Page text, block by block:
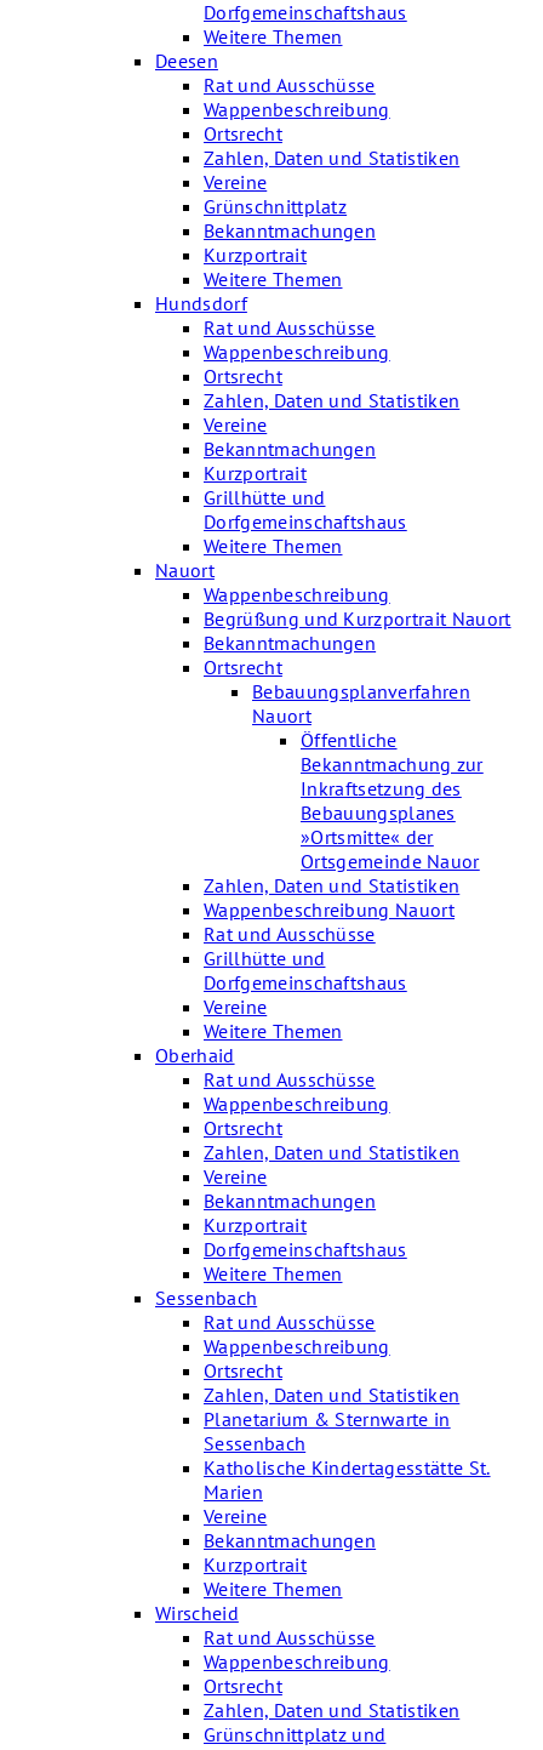
Dorfgemeinschaftshaus
Weitere Themen
Deesen
Rat und Ausschüsse
Wappenbeschreibung
Ortsrecht
Zahlen, Daten und Statistiken
Vereine
Grünschnittplatz
Bekanntmachungen
Kurzportrait
Weitere Themen
Hundsdorf
Rat und Ausschüsse
Wappenbeschreibung
Ortsrecht
Zahlen, Daten und Statistiken
Vereine
Bekanntmachungen
Kurzportrait
Grillhütte und
Dorfgemeinschaftshaus
Weitere Themen
Nauort
Wappenbeschreibung
Begrüßung und Kurzportrait Nauort
Bekanntmachungen
Ortsrecht
Bebauungsplanverfahren
Nauort
Öffentliche
Bekanntmachung zur
Inkraftsetzung des
Bebauungsplanes
»Ortsmitte« der
Ortsgemeinde Nauor
Zahlen, Daten und Statistiken
Wappenbeschreibung Nauort
Rat und Ausschüsse
Grillhütte und
Dorfgemeinschaftshaus
Vereine
Weitere Themen
Oberhaid
Rat und Ausschüsse
Wappenbeschreibung
Ortsrecht
Zahlen, Daten und Statistiken
Vereine
Bekanntmachungen
Kurzportrait
Dorfgemeinschaftshaus
Weitere Themen
Sessenbach
Rat und Ausschüsse
Wappenbeschreibung
Ortsrecht
Zahlen, Daten und Statistiken
Planetarium & Sternwarte in
Sessenbach
Katholische Kindertagesstätte St.
Marien
Vereine
Bekanntmachungen
Kurzportrait
Weitere Themen
Wirscheid
Rat und Ausschüsse
Wappenbeschreibung
Ortsrecht
Zahlen, Daten und Statistiken
Grünschnittplatz und